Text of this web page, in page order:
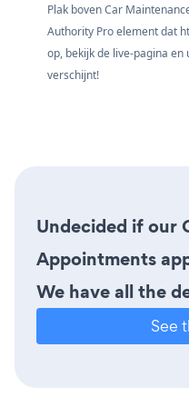
Plak boven Car
Authority Pro element dat
op, bekijk de live-pagina
verschijnt!
Undecided if our
Appointments
We have all the
See